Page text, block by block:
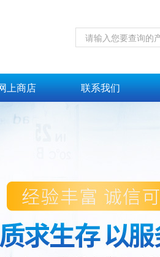
上商店 联系我们